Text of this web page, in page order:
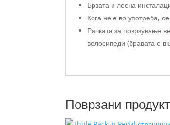
Брзата и лесна
Кога не е во употреба,
Рачката за поврзување
велосипеди (бравата е
Поврзани